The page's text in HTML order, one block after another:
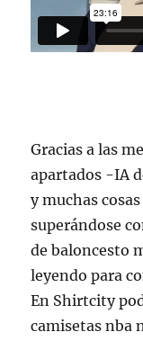
Gracias a las
apartados -IA
y muchas
superándose
de baloncesto
leyendo para
En Shirtcity
camisetas nba